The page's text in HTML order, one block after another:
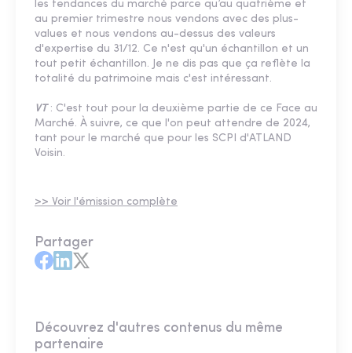
les tendances du marché parce qu’au quatrième et
au premier trimestre nous vendons avec des plus-
values et nous vendons au-dessus des valeurs
d'expertise du 31/12. Ce n'est qu'un échantillon et un
tout petit échantillon. Je ne dis pas que ça reflète la
totalité du patrimoine mais c'est intéressant.
VT: C'est tout pour la deuxième partie de ce Face au
Marché. À suivre, ce que l'on peut attendre de 2024,
tant pour le marché que pour les SCPI d'ATLAND
Voisin.
>> Voir l'émission complète
Partager
Découvrez d'autres contenus du même
partenaire